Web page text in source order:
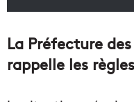
La Préfecture
rappelle les règles